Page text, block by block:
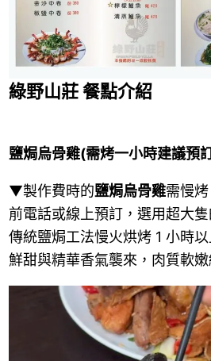
綠野山莊餐點介紹
鹽焗烏骨雞(需烤一小時建議預
▼製作費時的鹽焗烏骨雞需慢
前電話或線上預訂，選用超大
傳統鹽焗工法慢火烘烤 1 小時
鮮甜與精華香氣襲來，肉質軟